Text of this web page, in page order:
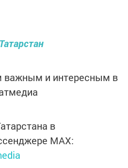
важным и интересным в
в
MАХ: